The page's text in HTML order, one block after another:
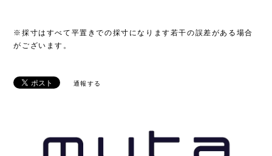
※採寸はすべて平置きでの採寸になります若干の誤差がある場合
がございます。
通報する